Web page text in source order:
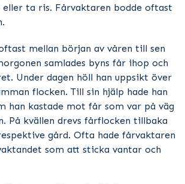
eller ta ris. Fårvaktaren bodde oftast
mellan början av våren till sen
samlades byns får ihop och
Under dagen höll han uppsikt över
flocken. Till sin hjälp hade han
han kastade mot får som var på väg
På kvällen drevs fårflocken tillbaka
gård. Ofta hade fårvaktaren
som att sticka vantar och